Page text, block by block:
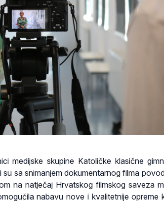
medijske skupine Katoličke klasične
sa snimanjem dokumentarnog filma
na natječaj Hrvatskog filmskog saveza
nabavu nove i kvalitetnije opreme